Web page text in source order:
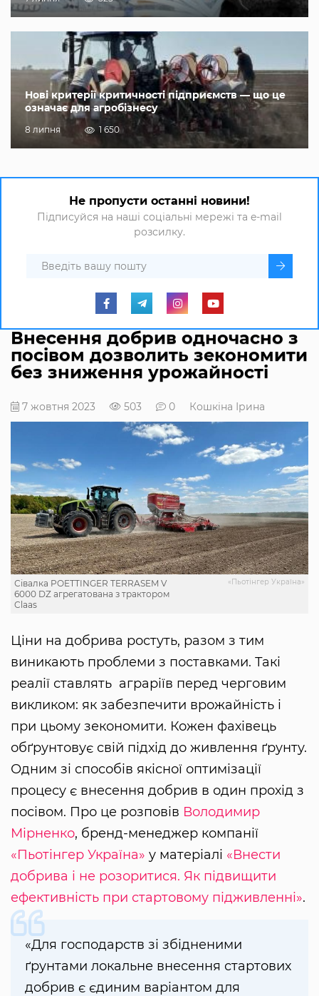
Нові критерії критичності підприємств — що це
означає для агробізнесу
8 липня 1 650
Не пропусти останні новини!
Підписуйся на наші соціальні мережі та e-mail
розсилку.
Внесення добрив одночасно з
посівом дозволить зекономити
без зниження урожайності
7 жовтня 2023 503 0 Кошкіна Ірина
«Пьотінгер Україна»
Сівалка POETTINGER TERRASEM V
6000 DZ агрегатована з трактором
Claas
Ціни на добрива ростуть, разом з тим
виникають проблеми з поставками. Такі
реалії ставлять аграріїв перед черговим
викликом: як забезпечити врожайність і
при цьому зекономити. Кожен фахівець
обґрунтовує свій підхід до живлення ґрунту.
Одним зі способів якісної оптимізації
процесу є внесення добрив в один прохід з
посівом. Про це розповів Володимир
Мірненко, бренд-менеджер компанії
«Пьотінгер Україна» у матеріалі «Внести
добрива і не розоритися. Як підвищити
ефективність при стартовому підживленні».
«Для господарств зі збідненими
ґрунтами локальне внесення стартових
добрив є єдиним варіантом для